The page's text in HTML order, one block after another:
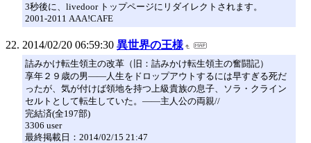
3秒後に、livedoor トップページにリダイレクトされます。
2001-2011 AAA!CAFE
2014/02/20 06:59:30 異世界の王様
詰みかけ転生領主の改革（旧：詰みかけ転生領主の奮闘記）
享年２９歳の男――人生をドロップアウトするには早すぎる死だ
ったが、気が付けば領地を持つ上級貴族の息子、ソラ・クライン
セルトとして転生していた。――主人公の両親//
完結済(全197部)
3306 user
最終掲載日：2014/02/15 21:47